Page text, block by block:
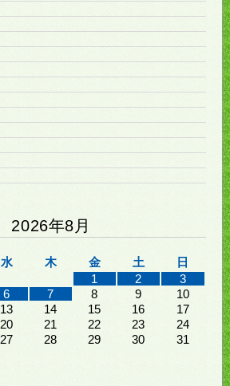
2026年8月
水 木 金 土
日
1
2
3
6 7 8 9
10
13 14 15 16
17
20 21 22 23
24
27 28 29 30 31